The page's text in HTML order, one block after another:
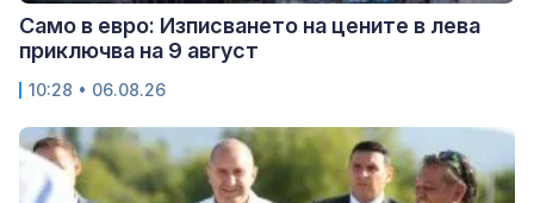
Само в евро: Изписването на цените в лева
приключва на 9 август
10:28 • 06.08.26